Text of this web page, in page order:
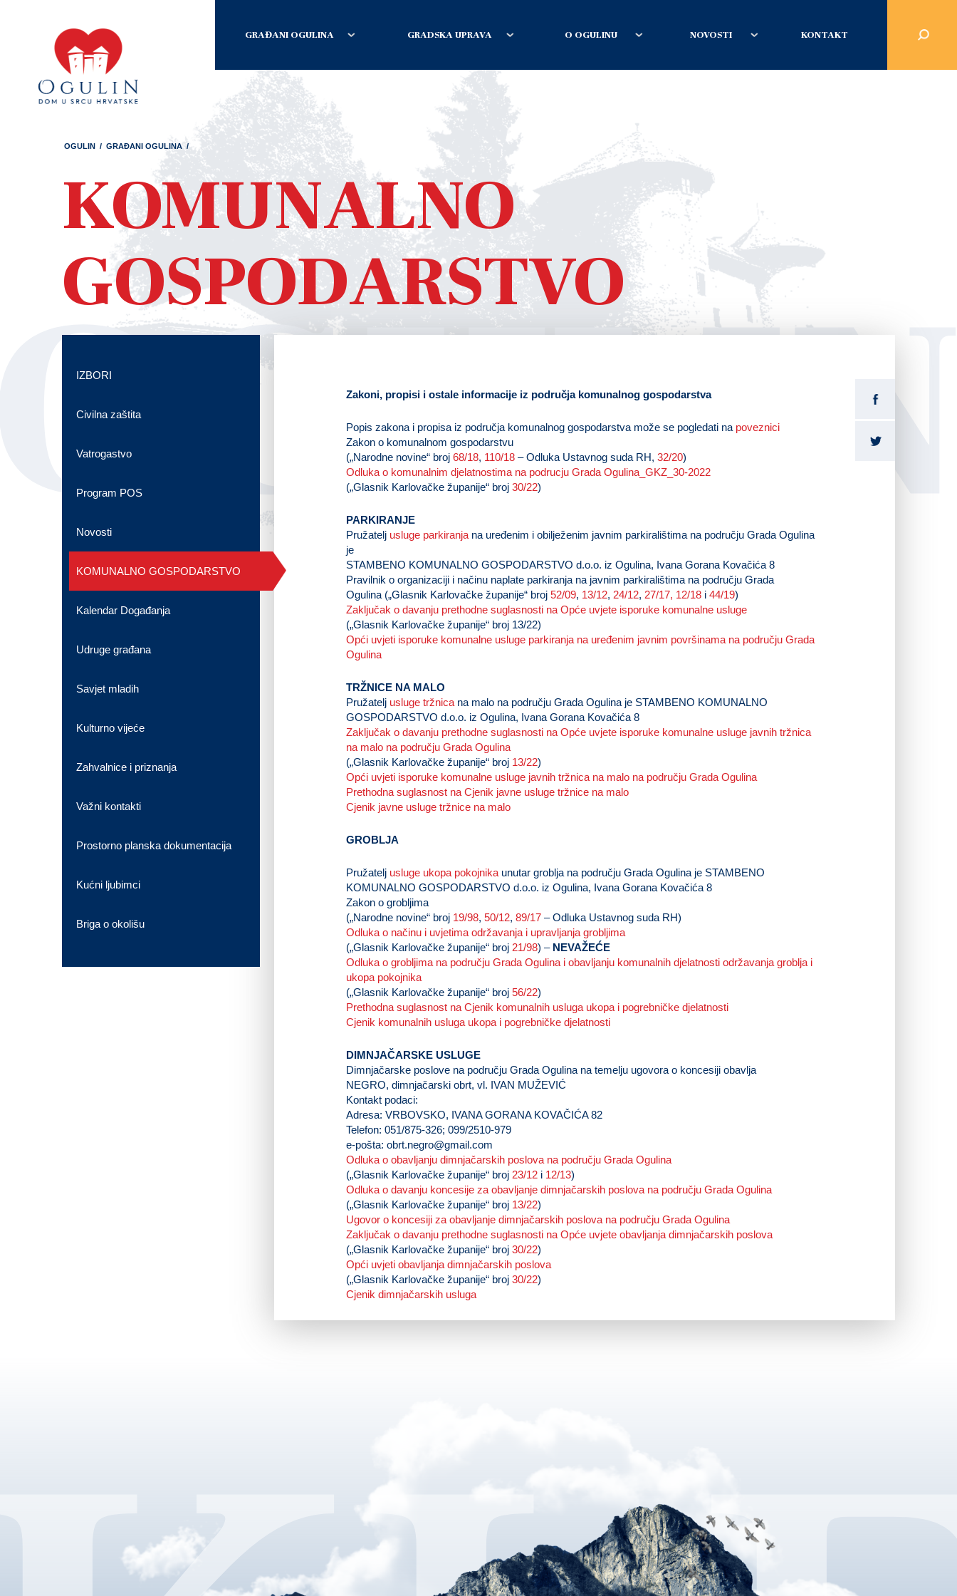
GRAĐANI OGULINA GRADSKA UPRAVA O OGULINU NOVOSTI KONTAKT
OGULIN / GRAĐANI OGULINA /
KOMUNALNO
GOSPODARSTVO
Zakoni, propisi i ostale informacije iz područja komunalnog gospodarstva
Popis zakona i propisa iz područja komunalnog gospodarstva može se pogledati na poveznici
Zakon o komunalnom gospodarstvu
(„Narodne novine“ broj 68/18, 110/18 – Odluka Ustavnog suda RH, 32/20)
Odluka o komunalnim djelatnostima na podrucju Grada Ogulina_GKZ_30-2022
(„Glasnik Karlovačke županije“ broj 30/22)
PARKIRANJE
Pružatelj usluge parkiranja na uređenim i obilježenim javnim parkiralištima na području Grada Ogulina
je
STAMBENO KOMUNALNO GOSPODARSTVO d.o.o. iz Ogulina, Ivana Gorana Kovačića 8
Pravilnik o organizaciji i načinu naplate parkiranja na javnim parkiralištima na području Grada
Ogulina („Glasnik Karlovačke županije“ broj 52/09, 13/12, 24/12, 27/17, 12/18 i 44/19)
Zaključak o davanju prethodne suglasnosti na Opće uvjete isporuke komunalne usluge
(„Glasnik Karlovačke županije“ broj 13/22)
Opći uvjeti isporuke komunalne usluge parkiranja na uređenim javnim površinama na području Grada
Ogulina
TRŽNICE NA MALO
Pružatelj usluge tržnica na malo na području Grada Ogulina je STAMBENO KOMUNALNO
GOSPODARSTVO d.o.o. iz Ogulina, Ivana Gorana Kovačića 8
Zaključak o davanju prethodne suglasnosti na Opće uvjete isporuke komunalne usluge javnih tržnica
na malo na području Grada Ogulina
(„Glasnik Karlovačke županije“ broj 13/22)
Opći uvjeti isporuke komunalne usluge javnih tržnica na malo na području Grada Ogulina
Prethodna suglasnost na Cjenik javne usluge tržnice na malo
Cjenik javne usluge tržnice na malo
GROBLJA
Pružatelj usluge ukopa pokojnika unutar groblja na području Grada Ogulina je STAMBENO
KOMUNALNO GOSPODARSTVO d.o.o. iz Ogulina, Ivana Gorana Kovačića 8
Zakon o grobljima
(„Narodne novine“ broj 19/98, 50/12, 89/17 – Odluka Ustavnog suda RH)
Odluka o načinu i uvjetima održavanja i upravljanja grobljima
(„Glasnik Karlovačke županije“ broj 21/98) – NEVAŽEĆE
Odluka o grobljima na području Grada Ogulina i obavljanju komunalnih djelatnosti održavanja groblja i
ukopa pokojnika
(„Glasnik Karlovačke županije“ broj 56/22)
Prethodna suglasnost na Cjenik komunalnih usluga ukopa i pogrebničke djelatnosti
Cjenik komunalnih usluga ukopa i pogrebničke djelatnosti
DIMNJAČARSKE USLUGE
Dimnjačarske poslove na području Grada Ogulina na temelju ugovora o koncesiji obavlja
NEGRO, dimnjačarski obrt, vl. IVAN MUŽEVIĆ
Kontakt podaci:
Adresa: VRBOVSKO, IVANA GORANA KOVAČIĆA 82
Telefon: 051/875-326; 099/2510-979
e-pošta: obrt.negro@gmail.com
Odluka o obavljanju dimnjačarskih poslova na području Grada Ogulina
(„Glasnik Karlovačke županije“ broj 23/12 i 12/13)
Odluka o davanju koncesije za obavljanje dimnjačarskih poslova na području Grada Ogulina
(„Glasnik Karlovačke županije“ broj 13/22)
Ugovor o koncesiji za obavljanje dimnjačarskih poslova na području Grada Ogulina
Zaključak o davanju prethodne suglasnosti na Opće uvjete obavljanja dimnjačarskih poslova
(„Glasnik Karlovačke županije“ broj 30/22)
Opći uvjeti obavljanja dimnjačarskih poslova
(„Glasnik Karlovačke županije“ broj 30/22)
Cjenik dimnjačarskih usluga
IZBORI
Civilna zaštita
Vatrogastvo
Program POS
Novosti
KOMUNALNO GOSPODARSTVO
Kalendar Događanja
Udruge građana
Savjet mladih
Kulturno vijeće
Zahvalnice i priznanja
Važni kontakti
Prostorno planska dokumentacija
Kućni ljubimci
Briga o okolišu